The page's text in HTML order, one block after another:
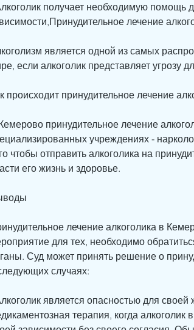
получает необходимую помощь
лечение
является одной из самых
если алкоголик представляет угрозу
происходит принудительное лечение
принудительное лечение
учреждениях -
чтобы отправить алкоголика на
его жизнь и здоровье.
лечение алкоголика в
для тех, необходимо
Суд может принять решение о
случаях:
является опасностью для своей
терапия, когда алкоголик